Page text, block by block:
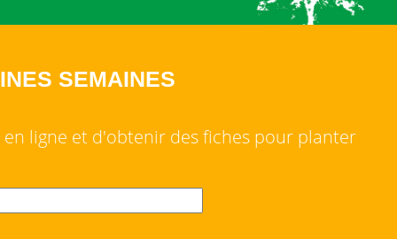
SEMAINES
ligne et d'obtenir des fiches pour planter